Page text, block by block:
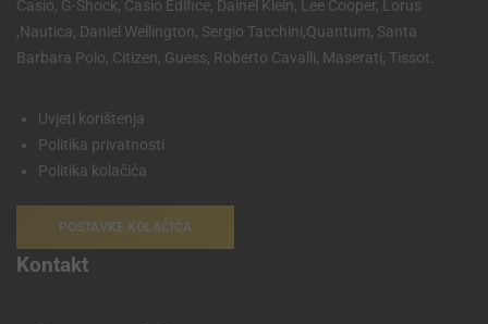
Casio, G-Shock, Casio Edifice, Dainel Klein, Lee Cooper, Lorus
,Nautica, Daniel Wellington, Sergio Tacchini,Quantum, Santa
Barbara Polo, Citizen, Guess, Roberto Cavalli, Maserati, Tissot.
Uvjeti korištenja
Politika privatnosti
Politika kolačića
POSTAVKE KOLAČIĆA
Kontakt